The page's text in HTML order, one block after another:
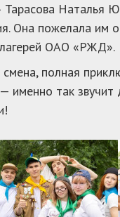
Наталья
Она пожелала им
ОАО «РЖД».
полная
именно так